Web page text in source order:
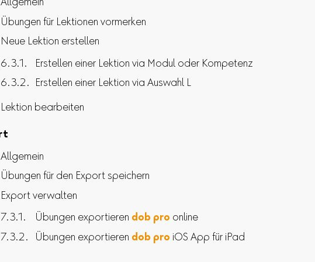
Allgemein
Übungen für Lektionen vormerken
Neue Lektion erstellen
Erstellen einer Lektion via Modul oder Kompetenz
Erstellen einer Lektion via Auswahl L
Lektion bearbeiten
Allgemein
Übungen für den Export speichern
Export verwalten
Übungen exportieren dob pro online
Übungen exportieren dob pro iOS App für iPad